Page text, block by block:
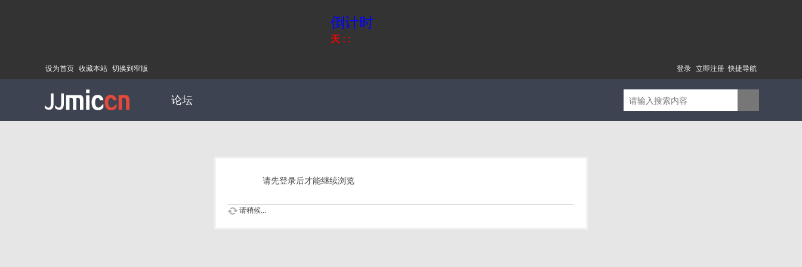
倒计时
天 : :
设为首页 收藏本站 切换到窄版 快捷导航
登录 立即注册
论坛
请先登录后才能继续浏览
请稍候...